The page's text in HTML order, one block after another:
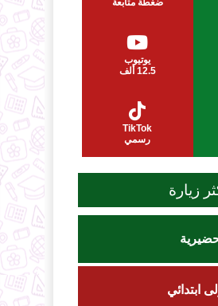
يوتيوب
12.5 ألف
TikTok
رسمي
زيارة
ابتدائي